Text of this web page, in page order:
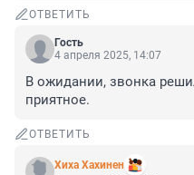
ОТВЕТИТЬ
Гость
4 апреля 2025, 14:07
В ожидании, звонка
приятное.
ОТВЕТИТЬ
Хиха Хахинен